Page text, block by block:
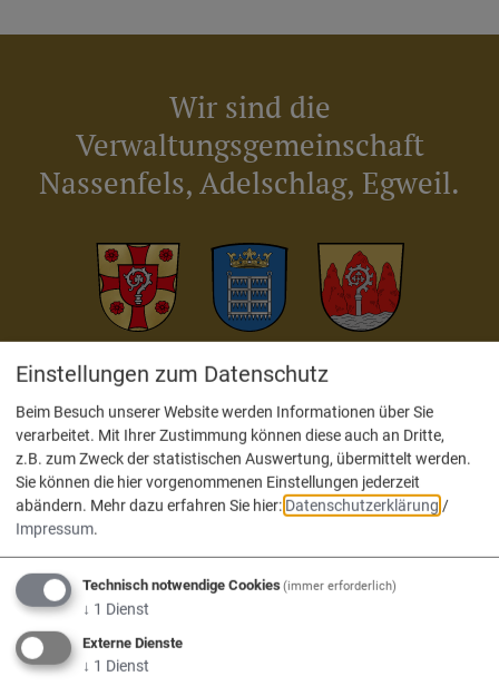
Wir sind die
Verwaltungsgemeinschaft
Nassenfels, Adelschlag, Egweil.
Service
Kontakt & Öffnungszeiten
Impressum
Datenschutz
Barrierefreiheit
Einstellungen zum Datenschutz
Beim Besuch unserer Website werden Informationen über Sie
verarbeitet. Mit Ihrer Zustimmung können diese auch an Dritte,
z.B. zum Zweck der statistischen Auswertung, übermittelt werden.
Sie können die hier vorgenommenen Einstellungen jederzeit
abändern. Mehr dazu erfahren Sie hier: Datenschutzerklärung /
Impressum.
Technisch notwendige Cookies(immer erforderlich)
↓ 1 Dienst
Externe Dienste
↓ 1 Dienst